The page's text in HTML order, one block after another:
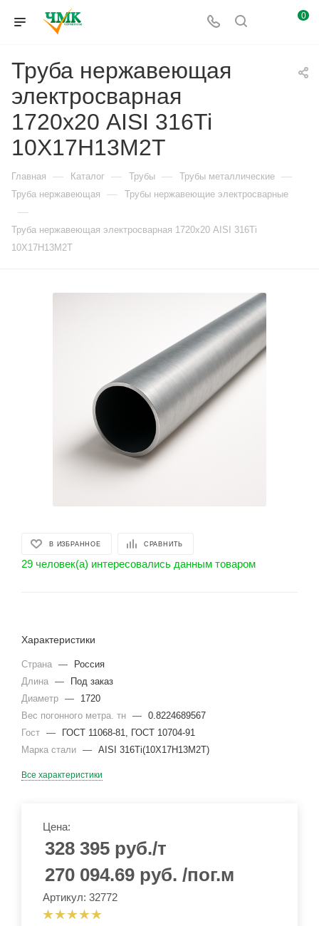
0
Труба нержавеющая
электросварная
1720х20 AISI 316Ti
10Х17Н13М2Т
Главная — Каталог — Трубы — Трубы металлические —
Труба нержавеющая — Трубы нержавеющие электросварные
—
Труба нержавеющая электросварная 1720х20 AISI 316Ti
10Х17Н13М2Т
В ИЗБРАННОЕ СРАВНИТЬ
29 человек(а) интересовались данным товаром
Характеристики
Страна —
Россия
Длина —
Под заказ
Диаметр —
1720
Вес погонного метра. тн — 0.8224689567
Гост —
ГОСТ 11068-81, ГОСТ 10704-91
Марка стали — AISI 316Ti(10Х17Н13М2Т)
Все характеристики
Цена:
328 395 руб./т
270 094.69 руб. /пог.м
Артикул: 32772